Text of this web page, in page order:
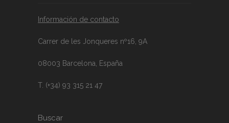
Información de contacto
Carrer de les Jonqueres nº16, 9A
08003 Barcelona, España
T. (+34) 93 315 21 47
Buscar